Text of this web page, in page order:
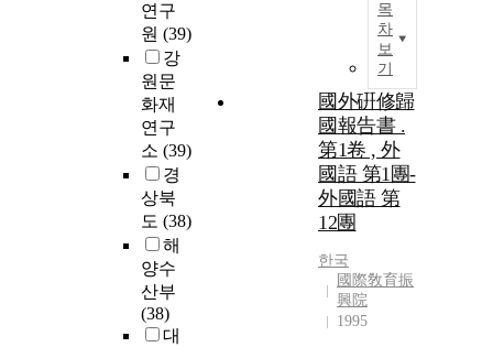
연구
원 (39)
강
원문
화재
연구
소 (39)
경
상북
도 (38)
해
양수
산부
(38)
대
목
차
보
기
國外硏修歸
國報告書 .
第1卷 , 外
國語 第1團-
外國語 第
12團
한국
國際敎育振
興院
1995